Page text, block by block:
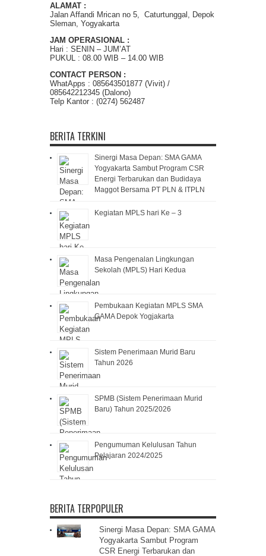
ALAMAT :
Jalan Affandi Mrican no 5, Caturtunggal, Depok
Sleman, Yogyakarta
JAM OPERASIONAL :
Hari : SENIN – JUM’AT
PUKUL : 08.00 WIB – 14.00 WIB
CONTACT PERSON :
WhatApps : 085643501877 (Vivit) /
085642212345 (Dalono)
Telp Kantor : (0274) 562487
BERITA TERKINI
Sinergi Masa Depan: SMA GAMA
Yogyakarta Sambut Program CSR
Energi Terbarukan dan Budidaya
Maggot Bersama PT PLN & ITPLN
Kegiatan MPLS hari Ke – 3
Masa Pengenalan Lingkungan
Sekolah (MPLS) Hari Kedua
Pembukaan Kegiatan MPLS SMA
GAMA Depok Yogjakarta
Sistem Penerimaan Murid Baru
Tahun 2026
SPMB (Sistem Penerimaan Murid
Baru) Tahun 2025/2026
Pengumuman Kelulusan Tahun
Pelajaran 2024/2025
BERITA TERPOPULER
Sinergi Masa Depan: SMA GAMA
Yogyakarta Sambut Program
CSR Energi Terbarukan dan